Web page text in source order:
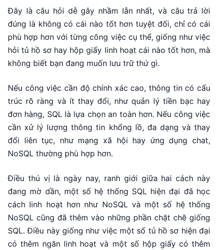
Đây là câu hỏi dễ gây nhầm lẫn nhất, và câu trả lời
đúng là không có cái nào tốt hơn tuyệt đối, chỉ có cái
phù hợp hơn với từng công việc cụ thể, giống như việc
hỏi tủ hồ sơ hay hộp giấy linh hoạt cái nào tốt hơn, mà
không biết bạn đang muốn lưu trữ thứ gì.
Nếu công việc cần độ chính xác cao, thông tin có cấu
trúc rõ ràng và ít thay đổi, như quản lý tiền bạc hay
đơn hàng, SQL là lựa chọn an toàn hơn. Nếu công việc
cần xử lý lượng thông tin khổng lồ, đa dạng và thay
đổi liên tục, như mạng xã hội hay ứng dụng chat,
NoSQL thường phù hợp hơn.
Điều thú vị là ngày nay, ranh giới giữa hai cách này
đang mờ dần, một số hệ thống SQL hiện đại đã học
cách linh hoạt hơn như NoSQL và một số hệ thống
NoSQL cũng đã thêm vào những phần chặt chẽ giống
SQL. Điều này giống như việc một số tủ hồ sơ hiện đại
có thêm ngăn linh hoạt và một số hộp giấy có thêm